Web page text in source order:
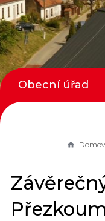
Obecní úřad